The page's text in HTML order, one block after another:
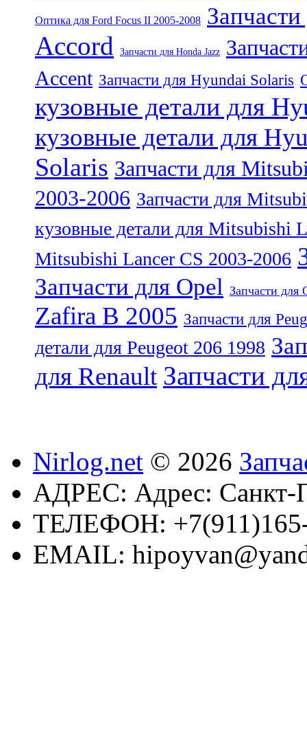
Оптика для Ford Focus II 2005-2008
Accord Запчасти для Honda Jazz
Accent Запчасти для Hyundai Solaris
кузовные детали для
кузовные детали для
Solaris Запчасти для
2003-2006 Запчасти для
кузовные детали для Mitsubishi
Mitsubishi Lancer CS 2003-2006
Запчасти для Opel Запчасти для
Zafira B 2005 Запчасти для
детали для Peugeot 206 1998
для Renault Запчасти
Nirlog.net © 2026
АДРЕС: Адрес: Санкт-
ТЕЛЕФОН:
EMAIL: